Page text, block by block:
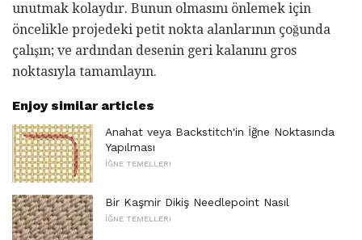
unutmak kolaydır. Bunun olmasını önlemek için
öncelikle projedeki petit nokta alanlarının çoğunda
çalışın; ve ardından desenin geri kalanını gros
noktasıyla tamamlayın.
Enjoy similar articles
Anahat veya Backstitch'in İğne Noktasında
Yapılması
İĞNE TEMELLERI
Bir Kaşmir Dikiş Needlepoint Nasıl
İĞNE TEMELLERI